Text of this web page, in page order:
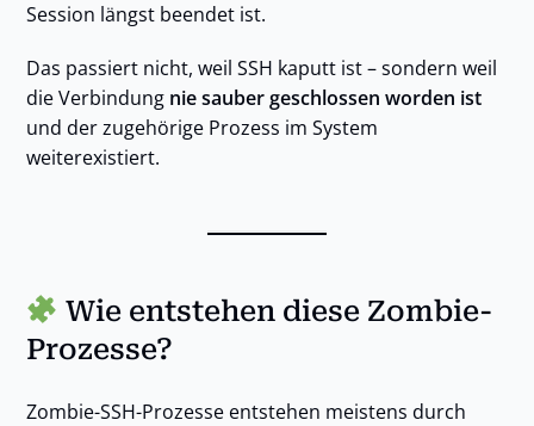
Session längst beendet ist.
Das passiert nicht, weil SSH kaputt ist – sondern weil
die Verbindung nie sauber geschlossen worden ist
und der zugehörige Prozess im System
weiterexistiert.
Wie entstehen diese Zombie-
Prozesse?
Zombie-SSH-Prozesse entstehen meistens durch